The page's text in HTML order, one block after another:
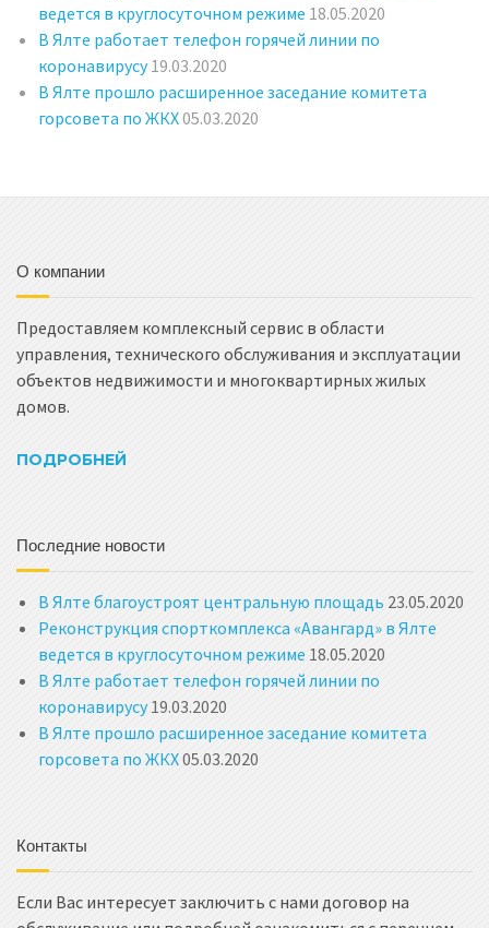
ведется в круглосуточном режиме 18.05.2020
В Ялте работает телефон горячей линии по
коронавирусу 19.03.2020
В Ялте прошло расширенное заседание комитета
горсовета по ЖКХ05.03.2020
О компании
Предоставляем комплексный сервис в области
управления, технического обслуживания и эксплуатации
объектов недвижимости и многоквартирных жилых
домов.
ПОДРОБНЕЙ
Последние новости
В Ялте благоустроят центральную площадь 23.05.2020
Реконструкция спорткомплекса «Авангард» в Ялте
ведется в круглосуточном режиме 18.05.2020
В Ялте работает телефон горячей линии по
коронавирусу 19.03.2020
В Ялте прошло расширенное заседание комитета
горсовета по ЖКХ05.03.2020
Контакты
Если Вас интересует заключить с нами договор на